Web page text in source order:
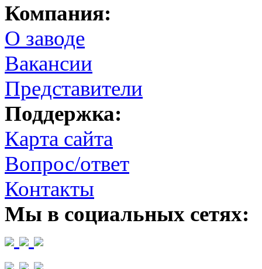
Компания:
О заводе
Вакансии
Представители
Поддержка:
Карта сайта
Вопрос/ответ
Контакты
Мы в социальных сетях: